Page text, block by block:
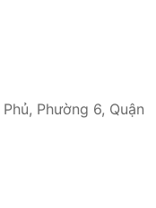
Phường 6, Quận